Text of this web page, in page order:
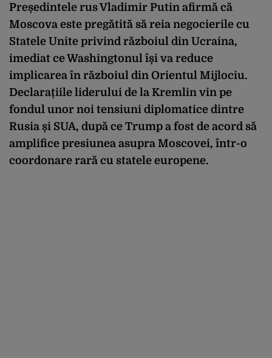
Președintele rus Vladimir Putin afirmă că
Moscova este pregătită să reia negocierile cu
Statele Unite privind războiul din Ucraina,
imediat ce Washingtonul își va reduce
implicarea în războiul din Orientul Mijlociu.
Declarațiile liderului de la Kremlin vin pe
fondul unor noi tensiuni diplomatice dintre
Rusia și SUA, după ce Trump a fost de acord să
amplifice presiunea asupra Moscovei, într-o
coordonare rară cu statele europene.